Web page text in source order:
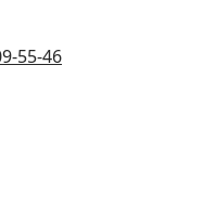
55-46